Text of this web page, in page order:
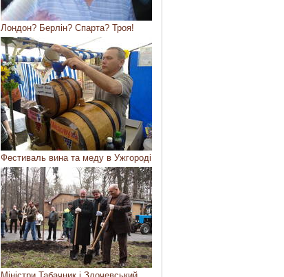
Лондон? Берлін? Спарта? Троя!
Фестиваль вина та меду в Ужгороді